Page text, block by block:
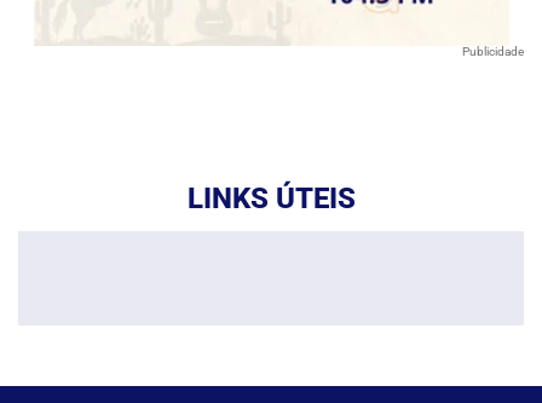
Publicidade
LINKS ÚTEIS